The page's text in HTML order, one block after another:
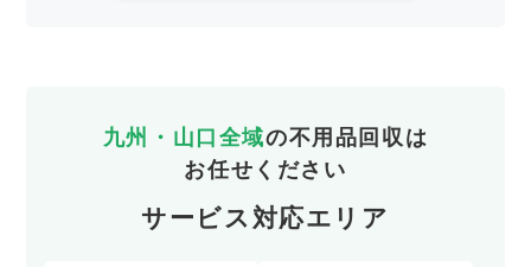
九州・山口全域の不用品回収は
お任せください
サービス対応エリア